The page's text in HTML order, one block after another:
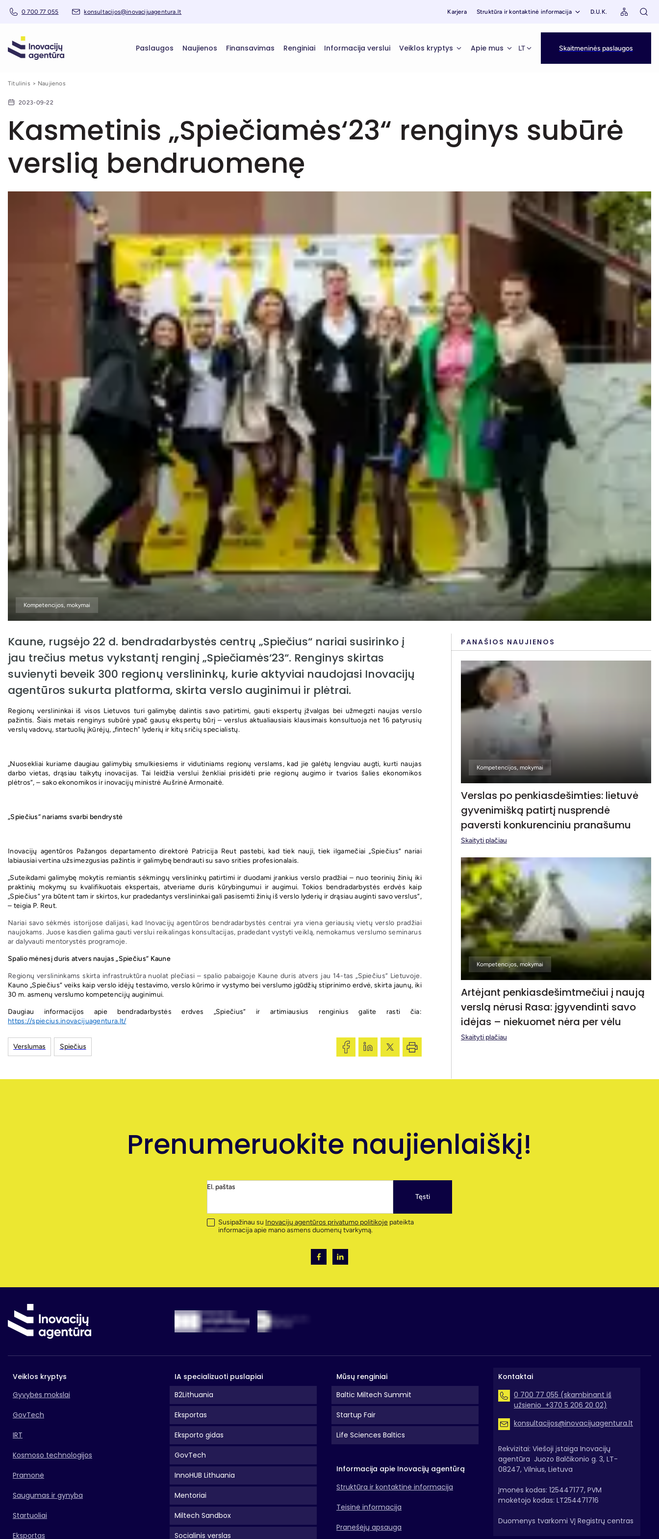
0 700 77 055 konsultacijos@inovacijuagentura.lt Karjera Struktūra ir kontaktinė informacija D.U.K.
Paslaugos Naujienos Finansavimas Renginiai Informacija verslui Veiklos kryptys Apie mus LT Skaitmeninės paslaugos
Titulinis Naujienos
2023-09-22
Kasmetinis „Spiečiamės‘23“ renginys subūrė
verslią bendruomenę
Kompetencijos, mokymai
Kaune, rugsėjo 22 d. bendradarbystės centrų „Spiečius“ nariai susirinko į
jau trečius metus vykstantį renginį „Spiečiamės‘23“. Renginys skirtas
suvienyti beveik 300 regionų verslininkų, kurie aktyviai naudojasi Inovacijų
agentūros sukurta platforma, skirta verslo auginimui ir plėtrai.
Regionų verslininkai iš visos Lietuvos turi galimybę dalintis savo patirtimi, gauti ekspertų įžvalgas bei užmegzti naujas verslo
pažintis. Šiais metais renginys subūrė ypač gausų ekspertų būrį – verslus aktualiausiais klausimais konsultuoja net 16 patyrusių
verslų vadovų, startuolių įkūrėjų, „fintech“ lyderių ir kitų sričių specialistų.
„Nuosekliai kuriame daugiau galimybių smulkiesiems ir vidutiniams regionų verslams, kad jie galėtų lengviau augti, kurti naujas
darbo vietas, drąsiau taikytų inovacijas. Tai leidžia verslui ženkliai prisidėti prie regionų augimo ir tvarios šalies ekonomikos
plėtros“, – sako ekonomikos ir inovacijų ministrė Aušrinė Armonaitė.
„Spiečius“ nariams svarbi bendrystė
Inovacijų agentūros Pažangos departamento direktorė Patricija Reut pastebi, kad tiek nauji, tiek ilgamečiai „Spiečius“ nariai
labiausiai vertina užsimezgusias pažintis ir galimybę bendrauti su savo srities profesionalais.
„Suteikdami galimybę mokytis remiantis sėkmingų verslininkų patirtimi ir duodami įrankius verslo pradžiai – nuo teorinių žinių iki
praktinių mokymų su kvalifikuotais ekspertais, atveriame duris kūrybingumui ir augimui. Tokios bendradarbystės erdvės kaip
„Spiečius“ yra būtent tam ir skirtos, kur pradedantys verslininkai gali pasisemti žinių iš verslo lyderių ir drąsiau auginti savo verslus“,
– teigia P. Reut.
Nariai savo sėkmės istorijose dalijasi, kad Inovacijų agentūros bendradarbystės centrai yra viena geriausių vietų verslo pradžiai
naujokams. Juose kasdien galima gauti verslui reikalingas konsultacijas, pradedant vystyti veiklą, nemokamus verslumo seminarus
ar dalyvauti mentorystės programoje.
Spalio mėnesį duris atvers naujas „Spiečius“ Kaune
Regionų verslininkams skirta infrastruktūra nuolat plečiasi – spalio pabaigoje Kaune duris atvers jau 14-tas „Spiečius“ Lietuvoje.
Kauno „Spiečius“ veiks kaip verslo idėjų testavimo, verslo kūrimo ir vystymo bei verslumo įgūdžių stiprinimo erdvė, skirta jaunų, iki
30 m. asmenų verslumo kompetencijų auginimui.
Daugiau informacijos apie bendradarbystės erdves „Spiečius“ ir artimiausius renginius galite rasti čia:
https://spiecius.inovacijuagentura.lt/
Verslumas Spiečius
PANAŠIOS NAUJIENOS
Kompetencijos, mokymai
Verslas po penkiasdešimties: lietuvė
gyvenimišką patirtį nusprendė
paversti konkurenciniu pranašumu
Skaityti plačiau
Kompetencijos, mokymai
Artėjant penkiasdešimtmečiui į naują
verslą nėrusi Rasa: įgyvendinti savo
idėjas – niekuomet nėra per vėlu
Skaityti plačiau
Prenumeruokite naujienlaiškį!
El. paštas
Tęsti
Susipažinau su Inovacijų agentūros privatumo politikoje pateikta
informacija apie mano asmens duomenų tvarkymą.
Veiklos kryptys
Gyvybės mokslai
GovTech
IRT
Kosmoso technologijos
Pramonė
Saugumas ir gynyba
Startuoliai
Eksportas
IA specializuoti puslapiai
B2Lithuania
Eksportas
Eksporto gidas
GovTech
InnoHUB Lithuania
Mentoriai
Miltech Sandbox
Socialinis verslas
Mūsų renginiai
Baltic Miltech Summit
Startup Fair
Life Sciences Baltics
Informacija apie Inovacijų agentūrą
Struktūra ir kontaktinė informacija
Teisinė informacija
Pranešėjų apsauga
Kontaktai
0 700 77 055 (skambinant iš
užsienio +370 5 206 20 02)
konsultacijos@inovacijuagentura.lt
Rekvizitai: Viešoji įstaiga Inovacijų
agentūra Juozo Balčikonio g. 3, LT-
08247, Vilnius, Lietuva
Įmonės kodas: 125447177, PVM
mokėtojo kodas: LT254471716
Duomenys tvarkomi VĮ Registrų centras